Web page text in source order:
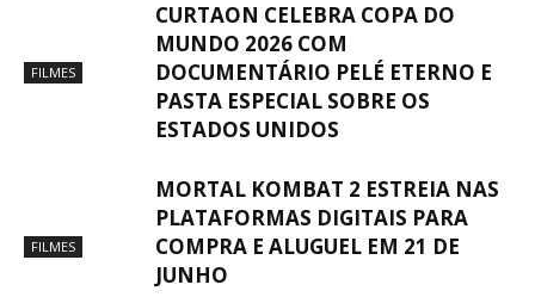
FILMES
CURTAON CELEBRA COPA DO
MUNDO 2026 COM
DOCUMENTÁRIO PELÉ ETERNO E
PASTA ESPECIAL SOBRE OS
ESTADOS UNIDOS
FILMES
MORTAL KOMBAT 2 ESTREIA NAS
PLATAFORMAS DIGITAIS PARA
COMPRA E ALUGUEL EM 21 DE
JUNHO